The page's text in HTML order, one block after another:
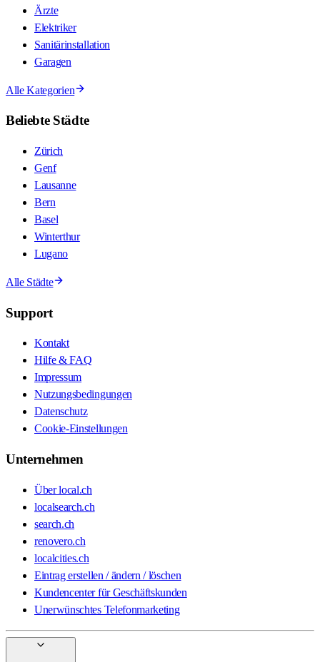
Ärzte
Elektriker
Sanitärinstallation
Garagen
Alle Kategorien
Beliebte Städte
Zürich
Genf
Lausanne
Bern
Basel
Winterthur
Lugano
Alle Städte
Support
Kontakt
Hilfe & FAQ
Impressum
Nutzungsbedingungen
Datenschutz
Cookie-Einstellungen
Unternehmen
Über local.ch
localsearch.ch
search.ch
renovero.ch
localcities.ch
Eintrag erstellen / ändern / löschen
Kundencenter für Geschäftskunden
Unerwünschtes Telefonmarketing